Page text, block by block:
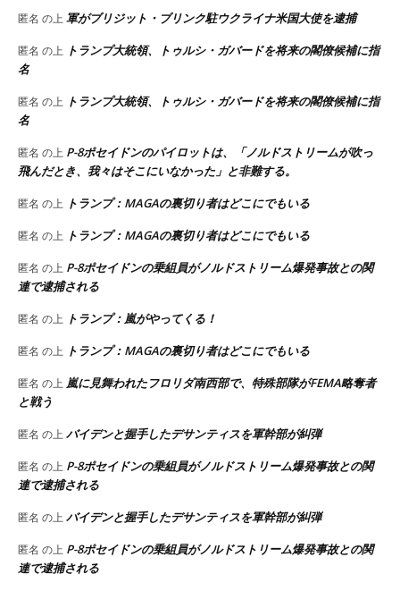
匿名 の上 軍がブリジット・ブリンク駐ウクライナ米国大使を逮捕
匿名 の上 トランプ大統領、トゥルシ・ガバードを将来の閣僚候補に指
名
匿名 の上 トランプ大統領、トゥルシ・ガバードを将来の閣僚候補に指
名
匿名 の上 P-8ポセイドンのパイロットは、「ノルドストリームが吹っ
飛んだとき、我々はそこにいなかった」と非難する。
匿名 の上 トランプ：MAGAの裏切り者はどこにでもいる
匿名 の上 トランプ：MAGAの裏切り者はどこにでもいる
匿名 の上 P-8ポセイドンの乗組員がノルドストリーム爆発事故との関
連で逮捕される
匿名 の上 トランプ：嵐がやってくる！
匿名 の上 トランプ：MAGAの裏切り者はどこにでもいる
匿名 の上 嵐に見舞われたフロリダ南西部で、特殊部隊がFEMA略奪者
と戦う
匿名 の上 バイデンと握手したデサンティスを軍幹部が糾弾
匿名 の上 P-8ポセイドンの乗組員がノルドストリーム爆発事故との関
連で逮捕される
匿名 の上 バイデンと握手したデサンティスを軍幹部が糾弾
匿名 の上 P-8ポセイドンの乗組員がノルドストリーム爆発事故との関
連で逮捕される